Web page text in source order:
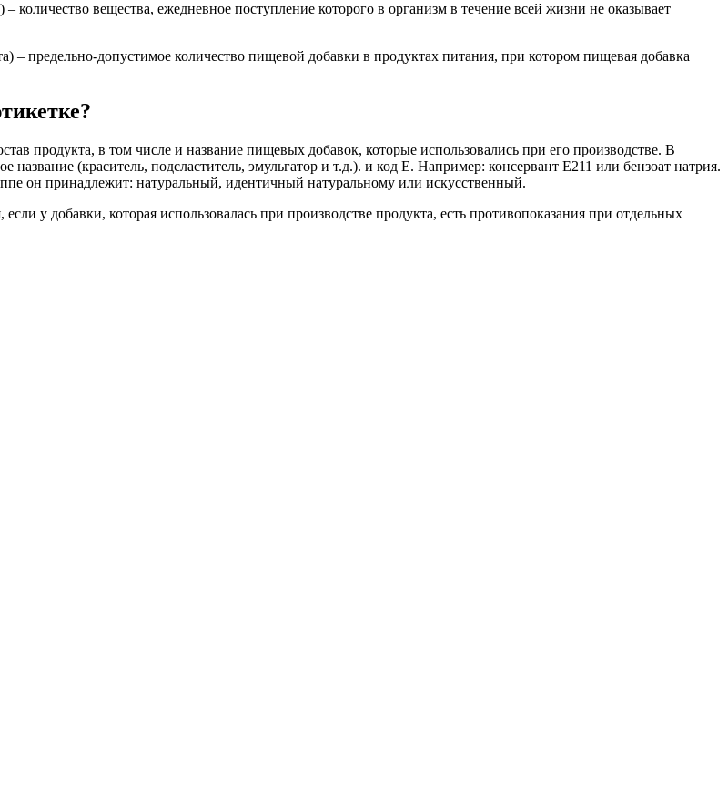
вещества, ежедневное поступление которого в организм в течение всей жизни не оказывает
– предельно-допустимое количество пищевой добавки в продуктах питания, при котором пищевая добавка
продукта, в том числе и название пищевых добавок, которые использовались при его производстве. В
(краситель, подсластитель, эмульгатор и т.д.). и код E. Например: консервант E211 или бензоат натрия.
он принадлежит: натуральный, идентичный натуральному или искусственный.
у добавки, которая использовалась при производстве продукта, есть противопоказания при отдельных